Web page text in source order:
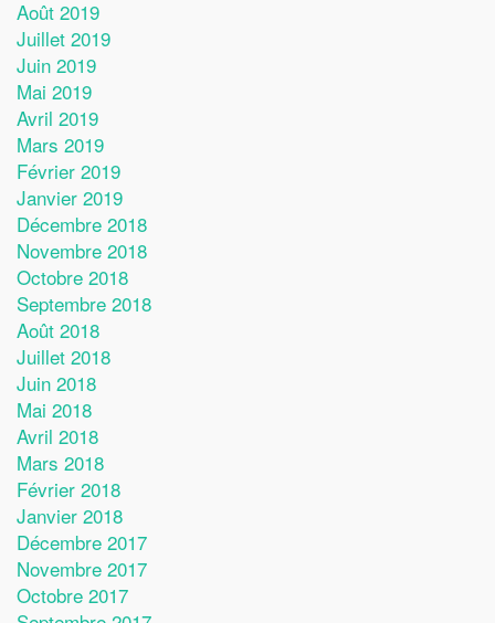
Août 2019
Juillet 2019
Juin 2019
Mai 2019
Avril 2019
Mars 2019
Février 2019
Janvier 2019
Décembre 2018
Novembre 2018
Octobre 2018
Septembre 2018
Août 2018
Juillet 2018
Juin 2018
Mai 2018
Avril 2018
Mars 2018
Février 2018
Janvier 2018
Décembre 2017
Novembre 2017
Octobre 2017